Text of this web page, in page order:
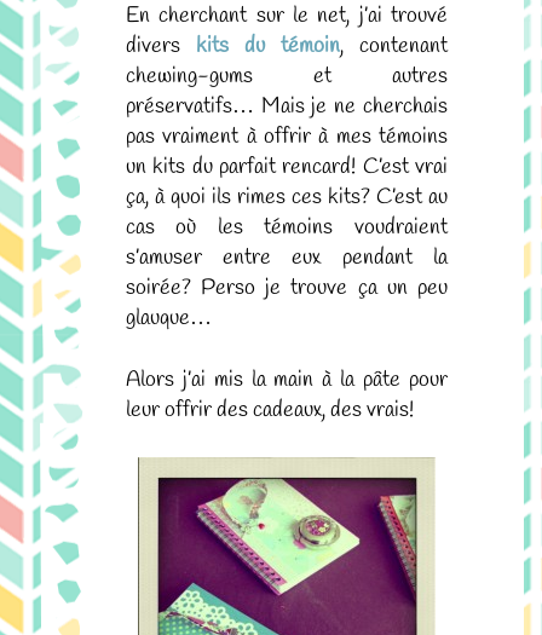
En cherchant sur le net, j’ai trouvé
divers kits du témoin, contenant
chewing-gums et autres
préservatifs… Mais je ne cherchais
pas vraiment à offrir à mes témoins
un kits du parfait rencard! C’est vrai
ça, à quoi ils rimes ces kits? C’est au
cas où les témoins voudraient
s’amuser entre eux pendant la
soirée? Perso je trouve ça un peu
glauque…
Alors j’ai mis la main à la pâte pour
leur offrir des cadeaux, des vrais!